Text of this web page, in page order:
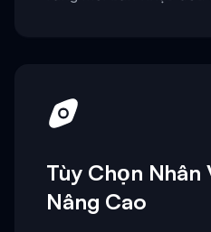
Tùy Chọn
Nâng Cao